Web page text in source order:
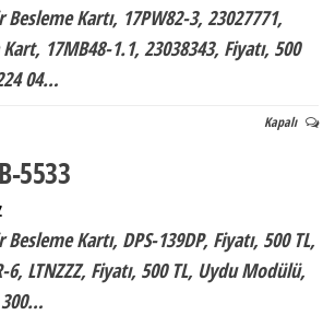
Kartı, 17PW82-3, 23027771,
17MB48-1.1, 23038343, Fiyatı, 500
04…
Kapalı
5533
Kartı, DPS-139DP, Fiyatı, 500 TL,
6, LTNZZZ, Fiyatı, 500 TL, Uydu Modülü,
300…